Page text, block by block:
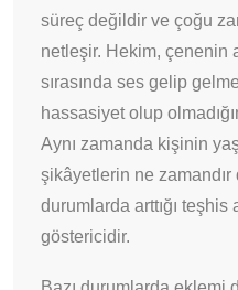
süreç değildir ve çoğu
netleşir. Hekim, çenenin
sırasında ses gelip
hassasiyet olup
Aynı zamanda kişinin
şikâyetlerin ne
durumlarda arttığı teşhis
göstericidir.